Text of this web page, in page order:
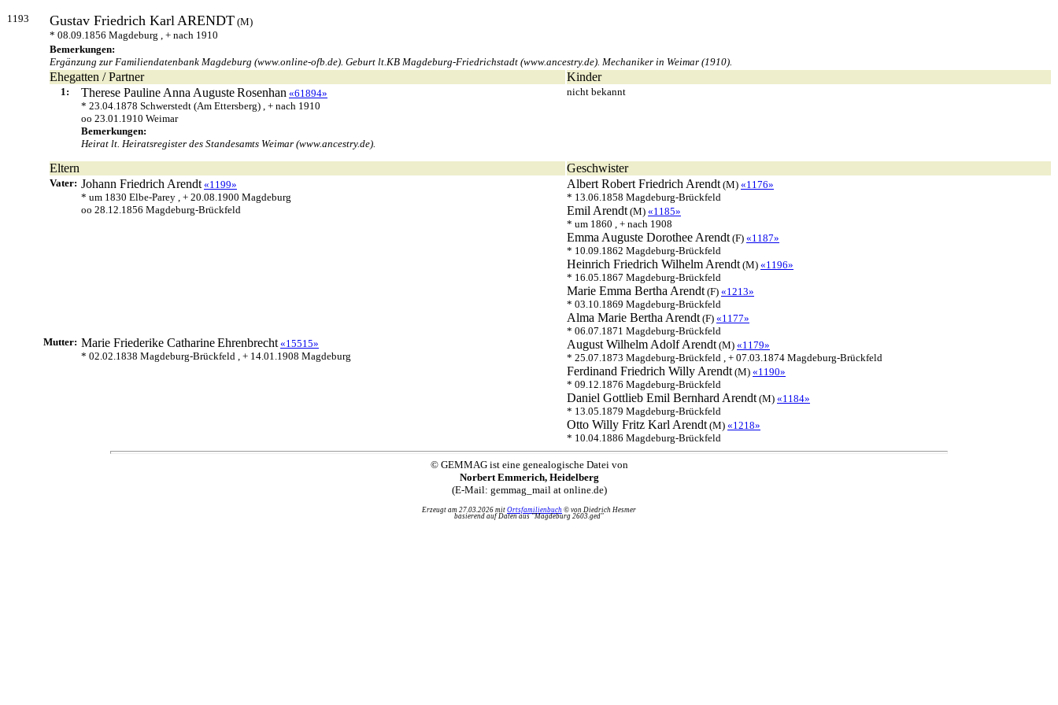
1193 Gustav Friedrich KarlARENDT (M)
* 08.09.1856 Magdeburg , + nach 1910
Bemerkungen:
Ergänzung zur Familiendatenbank Magdeburg (www.online-ofb.de). Geburt lt.KB Magdeburg-Friedrichstadt (www.ancestry.de). Mechaniker in Weimar (1910).
Ehegatten / Partner Kinder
1: Therese Pauline Anna AugusteRosenhan «61894»
* 23.04.1878 Schwerstedt (Am Ettersberg) , + nach 1910
oo 23.01.1910 Weimar
Bemerkungen:
Heirat lt. Heiratsregister des Standesamts Weimar (www.ancestry.de).
nicht bekannt
Eltern Geschwister
Vater: Johann Friedrich Arendt «1199»
* um 1830 Elbe-Parey , + 20.08.1900 Magdeburg
oo 28.12.1856 Magdeburg-Brückfeld
Albert Robert Friedrich Arendt(M) «1176»
* 13.06.1858 Magdeburg-Brückfeld
Emil Arendt(M) «1185»
* um 1860 , + nach 1908
Emma Auguste Dorothee Arendt(F) «1187»
* 10.09.1862 Magdeburg-Brückfeld
Heinrich Friedrich Wilhelm Arendt(M) «1196»
* 16.05.1867 Magdeburg-Brückfeld
Marie Emma Bertha Arendt(F) «1213»
* 03.10.1869 Magdeburg-Brückfeld
Alma Marie Bertha Arendt(F) «1177»
* 06.07.1871 Magdeburg-Brückfeld
August Wilhelm Adolf Arendt(M) «1179»
* 25.07.1873 Magdeburg-Brückfeld , + 07.03.1874 Magdeburg-Brückfeld
Ferdinand Friedrich Willy Arendt(M) «1190»
* 09.12.1876 Magdeburg-Brückfeld
Daniel Gottlieb Emil Bernhard Arendt(M) «1184»
* 13.05.1879 Magdeburg-Brückfeld
Otto Willy Fritz Karl Arendt(M) «1218»
* 10.04.1886 Magdeburg-Brückfeld
Mutter: Marie Friederike CatharineEhrenbrecht «15515»
* 02.02.1838 Magdeburg-Brückfeld , + 14.01.1908 Magdeburg
© GEMMAG ist eine genealogische Datei von
Norbert Emmerich, Heidelberg
(E-Mail: gemmag_mail at online.de)
Erzeugt am 27.03.2026 mit Ortsfamilienbuch © von Diedrich Hesmer
basierend auf Daten aus "Magdeburg 2603.ged"